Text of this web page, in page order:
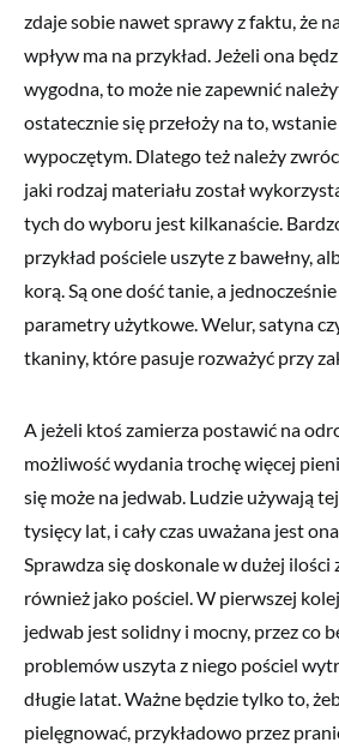
zdaje sobie nawet sprawy z faktu, że
wpływ ma na przykład. Jeżeli ona
wygodna, to może nie zapewnić
ostatecznie się przełoży na to,
wypoczętym. Dlatego też należy
jaki rodzaj materiału został
tych do wyboru jest kilkanaście.
przykład pościele uszyte z bawełny,
korą. Są one dość tanie, a
parametry użytkowe. Welur, satyna
tkaniny, które pasuje rozważyć przy
A jeżeli ktoś zamierza postawić na
możliwość wydania trochę więcej
się może na jedwab. Ludzie używają
tysięcy lat, i cały czas uważana jest
Sprawdza się doskonale w dużej
również jako pościel. W pierwszej
jedwab jest solidny i mocny, przez co
problemów uszyta z niego pościel
długie latat. Ważne będzie tylko to,
pielęgnować, przykładowo przez